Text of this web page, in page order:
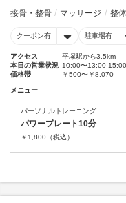
接骨・整骨 マッサージ 整体
クーポン有 駐車場有
アクセス
平塚駅から3.5km
本日の営業状況 10:00〜13:00
価格帯
￥500〜￥8,070
メニュー
パーソナルトレーニング
パワープレート10分
￥ 1,800 （税込）